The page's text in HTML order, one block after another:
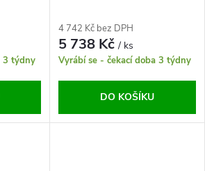
3 týdny
4 742 Kč bez DPH
5 738 Kč/ ks
Vyrábí se - čekací doba 3 týdny
DO KOŠÍKU